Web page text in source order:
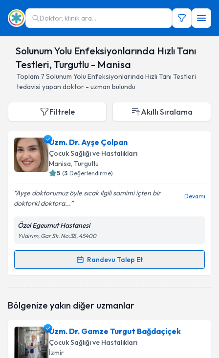
Doktor, klinik ara...
Solunum Yolu Enfeksiyonlarında Hızlı Tanı
Testleri, Turgutlu - Manisa
Toplam 7 Solunum Yolu Enfeksiyonlarında Hızlı Tanı Testleri
tedavisi yapan doktor - uzman bulundu
Filtrele Akıllı Sıralama
Uzm. Dr. Ayşe Çolpan
Çocuk Sağlığı ve Hastalıkları
Manisa, Turgutlu
5 (3 Değerlendirme)
Ayşe doktorumuz öyle sıcak ilgili samimi içten bir
doktorki doktora...
Devamı
Özel Egeumut Hastanesi
Yıldırım, Gar Sk. No:38, 45400
Randevu Talep Et
Randevu Takvimi Talebi
oluşturun. Size bu uzmandan randevu almanız için bir
E-posta Adresiniz
Bölgenize yakın diğer uzmanlar
Uzm. Dr. Gamze Turgut Bağdaçiçek
Çocuk Sağlığı ve Hastalıkları
İzmir